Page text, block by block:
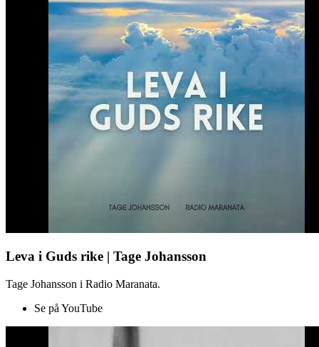
Leva i Guds rike | Tage Johansson
Tage Johansson i Radio Maranata.
Se på YouTube